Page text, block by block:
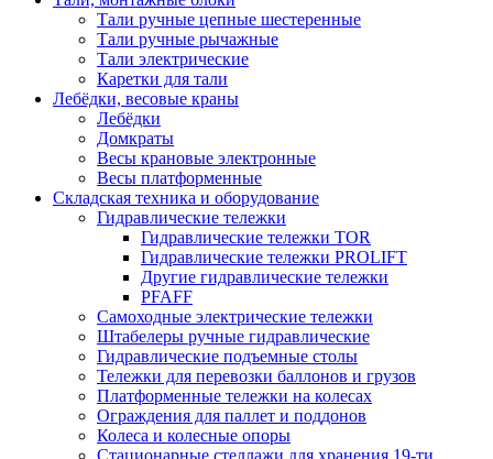
Тали ручные цепные шестеренные
Тали ручные рычажные
Тали электрические
Каретки для тали
Лебёдки, весовые краны
Лебёдки
Домкраты
Весы крановые электронные
Весы платформенные
Складская техника и оборудование
Гидравлические тележки
Гидравлические тележки TOR
Гидравлические тележки PROLIFT
Другие гидравлические тележки
PFAFF
Самоходные электрические тележки
Штабелеры ручные гидравлические
Гидравлические подъемные столы
Тележки для перевозки баллонов и грузов
Платформенные тележки на колесах
Ограждения для паллет и поддонов
Колеса и колесные опоры
Стационарные стеллажи для хранения 19-ти